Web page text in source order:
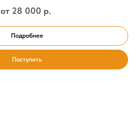
от 28 000 р.
Подробнее
Поступить